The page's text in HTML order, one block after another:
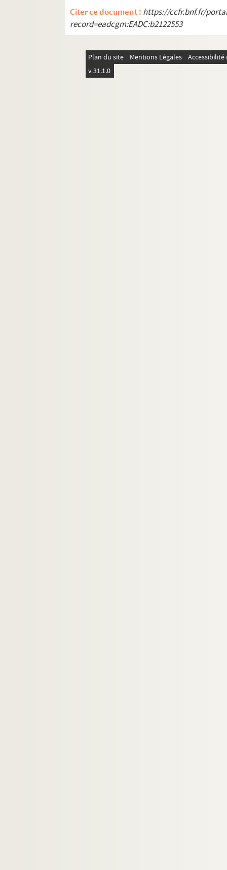
AD/41/507. Demande d'assignation
AD/41/508. Subvention de la ville pour
AD/41/509. Plan de l'immeuble Chiari
AD/41/510. Plan des hangars de la
Citer ce document : https://ccfr.bnf.fr/
record=eadcgm:EADC:b2122553
Plan du site Mentions Légales
v 31.1.0